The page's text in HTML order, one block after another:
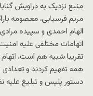
منبع نزدیک به دراویش
مریم فرسیابی، معصومه
الهام احمدی و سپیده
اتهامات مختلفی علیه
تقریبا شبیه هم است،
همه تفهیم کردند و تعدادی
دستور پلیس و تبلیغ علیه